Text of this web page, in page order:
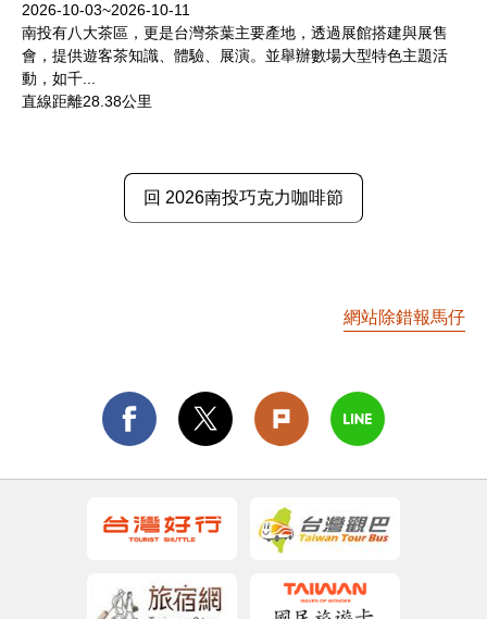
2026-10-03~2026-10-11
南投有八大茶區，更是台灣茶葉主要產地，透過展館搭建與展售
會，提供遊客茶知識、體驗、展演。並舉辦數場大型特色主題活
動，如千...
直線距離28.38公里
回 2026南投巧克力咖啡節
網站除錯報馬仔